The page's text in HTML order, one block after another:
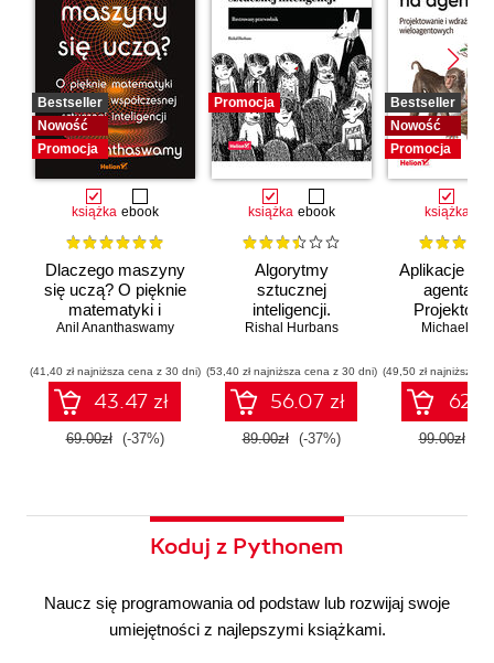
Bestseller
Nowość
Promocja
książka ebook
Dlaczego maszyny
się uczą? O pięknie
matematyki i
działaniu
sztucznej
Anil Ananthaswamy
(41,40 zł najniższa cena z 30 dni)
43.47 zł
69.00zł (-37%)
Promocja
książka ebook
Algorytmy
sztucznej
inteligencji.
Ilustrowany
Rishal Hurbans
(53,40 zł najniższa cena z 30 dni)
56.07 zł
89.00zł (-37%)
Bestseller
Nowość
Promocja
książka
Aplikacje
agentach
Michael
(49,50 zł najniższa
99.00zł
Koduj z Pythonem
Naucz się programowania od podstaw lub rozwijaj swoje
umiejętności z najlepszymi książkami.